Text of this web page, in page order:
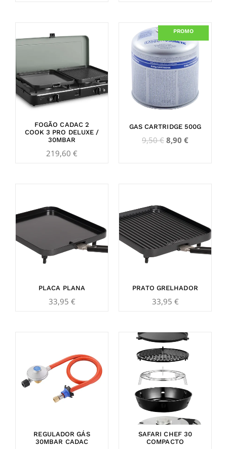
FOGÃO CADAC 2
COOK 3 PRO DELUXE /
30MBAR
219,60 €
PROMO
GAS CARTRIDGE 500G
9,50€
Original
price
was:
9,50 €.
8,90 €
Current
price
is:
8,90 €.
PLACA PLANA
33,95 €
PRATO GRELHADOR
33,95 €
REGULADOR GÁS
30MBAR CADAC
SAFARI CHEF 30
COMPACTO